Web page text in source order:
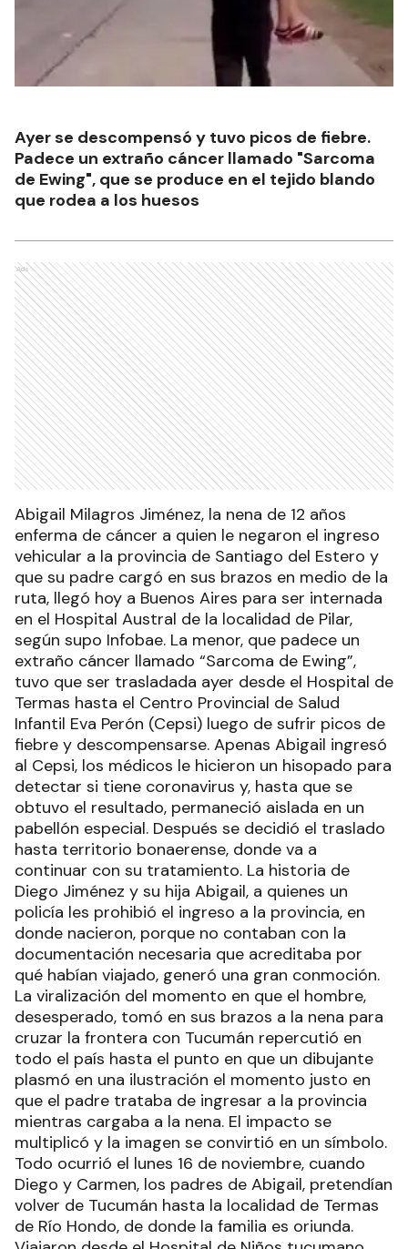
Ayer se descompensó y tuvo picos de fiebre.
Padece un extraño cáncer llamado "Sarcoma
de Ewing", que se produce en el tejido blando
que rodea a los huesos
Ads
Abigail Milagros Jiménez, la nena de 12 años
enferma de cáncer a quien le negaron el ingreso
vehicular a la provincia de Santiago del Estero y
que su padre cargó en sus brazos en medio de la
ruta, llegó hoy a Buenos Aires para ser internada
en el Hospital Austral de la localidad de Pilar,
según supo Infobae. La menor, que padece un
extraño cáncer llamado “Sarcoma de Ewing”,
tuvo que ser trasladada ayer desde el Hospital de
Termas hasta el Centro Provincial de Salud
Infantil Eva Perón (Cepsi) luego de sufrir picos de
fiebre y descompensarse. Apenas Abigail ingresó
al Cepsi, los médicos le hicieron un hisopado para
detectar si tiene coronavirus y, hasta que se
obtuvo el resultado, permaneció aislada en un
pabellón especial. Después se decidió el traslado
hasta territorio bonaerense, donde va a
continuar con su tratamiento. La historia de
Diego Jiménez y su hija Abigail, a quienes un
policía les prohibió el ingreso a la provincia, en
donde nacieron, porque no contaban con la
documentación necesaria que acreditaba por
qué habían viajado, generó una gran conmoción.
La viralización del momento en que el hombre,
desesperado, tomó en sus brazos a la nena para
cruzar la frontera con Tucumán repercutió en
todo el país hasta el punto en que un dibujante
plasmó en una ilustración el momento justo en
que el padre trataba de ingresar a la provincia
mientras cargaba a la nena. El impacto se
multiplicó y la imagen se convirtió en un símbolo.
Todo ocurrió el lunes 16 de noviembre, cuando
Diego y Carmen, los padres de Abigail, pretendían
volver de Tucumán hasta la localidad de Termas
de Río Hondo, de donde la familia es oriunda.